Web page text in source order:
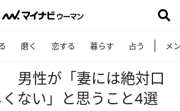
磨く 恋する 暮らす 占う メ
男性が「妻には絶対口
ない」と思うこと4選